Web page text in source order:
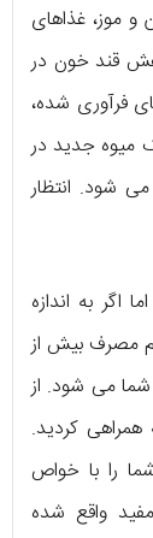
و موز، غذاهای
قند خون در
فرآوری شده،
میوه جدید در
شود. انتظار
اگر به اندازه
مصرف بیش از
می شود. از
همراهی کردید.
را با خواص
مفید واقع شده